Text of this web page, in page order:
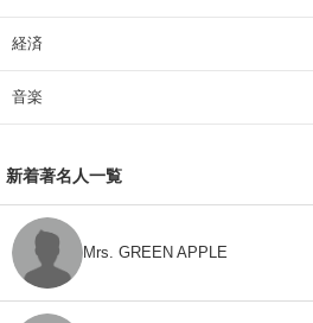
経済
音楽
新着著名人一覧
Mrs. GREEN APPLE